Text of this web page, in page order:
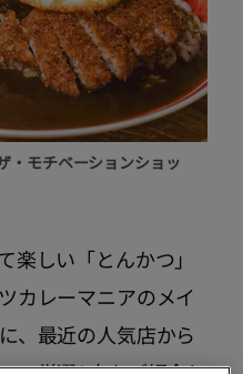
・モチベーションショッ
楽しい「とんかつ」
カレーマニアのメイ
、最近の人気店から